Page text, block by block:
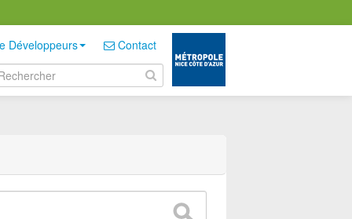
Développeurs Contact